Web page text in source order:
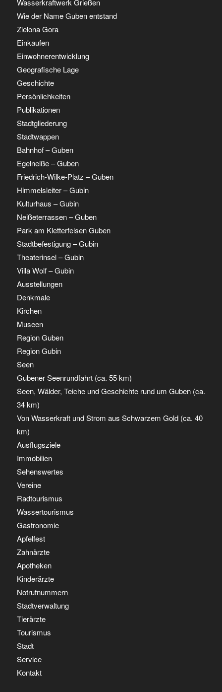
Wasserkraftwerk Grießen
Wie der Name Guben entstand
Zielona Gora
Einkaufen
Einwohnerentwicklung
Geografische Lage
Geschichte
Persönlichkeiten
Publikationen
Stadtgliederung
Stadtwappen
Bahnhof – Guben
Egelneiße – Guben
Friedrich-Wilke-Platz – Guben
Himmelsleiter – Gubin
Kulturhaus – Gubin
Neißeterrassen – Guben
Park am Kletterfelsen Guben
Stadtbefestigung – Gubin
Theaterinsel – Gubin
Villa Wolf – Gubin
Ausstellungen
Denkmale
Kirchen
Museen
Region Guben
Region Gubin
Seen
Gubener Seenrundfahrt (ca. 55 km)
Seen, Wälder, Teiche und Geschichte rund um Guben (ca.
34 km)
Von Wasserkraft und Strom aus Schwarzem Gold (ca. 40
km)
Ausflugsziele
Immobilien
Sehenswertes
Vereine
Radtourismus
Wassertourismus
Gastronomie
Apfelfest
Zahnärzte
Apotheken
Kinderärzte
Notrufnummern
Stadtverwaltung
Tierärzte
Tourismus
Stadt
Service
Kontakt